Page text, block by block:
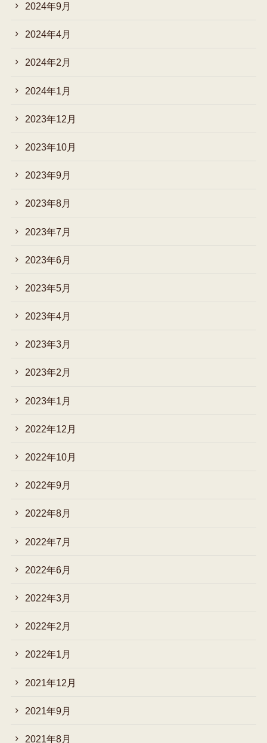
2024年9月
2024年4月
2024年2月
2024年1月
2023年12月
2023年10月
2023年9月
2023年8月
2023年7月
2023年6月
2023年5月
2023年4月
2023年3月
2023年2月
2023年1月
2022年12月
2022年10月
2022年9月
2022年8月
2022年7月
2022年6月
2022年3月
2022年2月
2022年1月
2021年12月
2021年9月
2021年8月